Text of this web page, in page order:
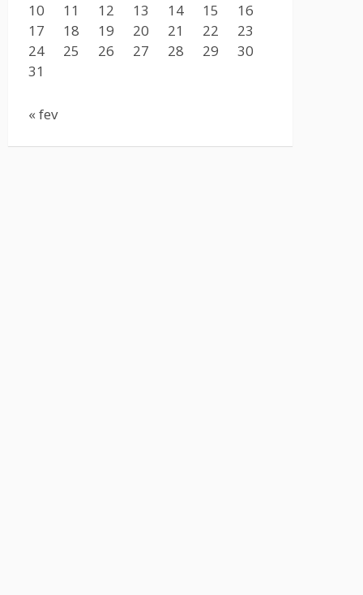
10
11 12 13 14 15
16
17
18 19 20 21 22
23
24
25 26 27 28 29
30
31
« fev